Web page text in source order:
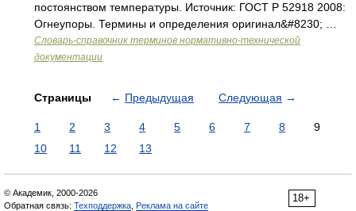
постоянством температуры. Источник: ГОСТ Р 52918 2008:
Огнеупоры. Термины и определения оригинал&#8230; …
Словарь-справочник терминов нормативно-технической
документации
Страницы ← Предыдущая Следующая →
1 2 3 4 5 6 7 8
9
10
11 12 13
18+
© Академик, 2000-2026
Обратная связь: Техподдержка Реклама на сайте